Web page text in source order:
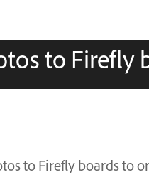
to Firefly
to Firefly boards to